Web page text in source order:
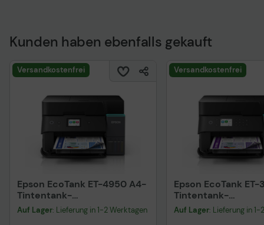
Kunden haben ebenfalls gekauft
Versandkostenfrei
Epson EcoTank ET-4950 A4-
Tintentank-
Multifunktionsdrucker
Auf Lager: Lieferung in 1-2 Werktagen
Versandkostenfrei
Epson EcoTank
Tintentank-
Auf Lager: Lieferung in